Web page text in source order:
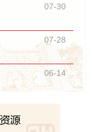
07-30
07-28
06-14